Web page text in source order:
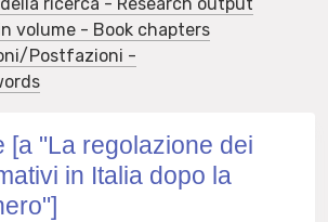
volume - Book chapters
Postfazioni -
[a "La regolazione dei
in Italia dopo la